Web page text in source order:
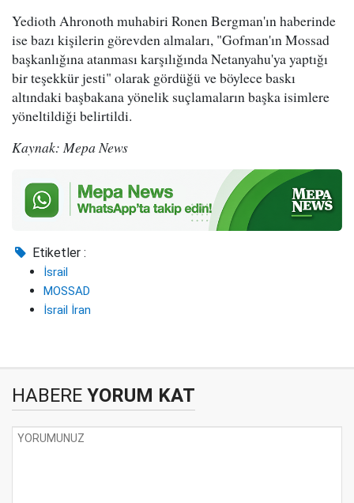
Yedioth Ahronoth muhabiri Ronen Bergman'ın haberinde
ise bazı kişilerin görevden almaları, "Gofman'ın Mossad
başkanlığına atanması karşılığında Netanyahu'ya yaptığı
bir teşekkür jesti" olarak gördüğü ve böylece baskı
altındaki başbakana yönelik suçlamaların başka isimlere
yöneltildiği belirtildi.
Kaynak: Mepa News
Etiketler :
İsrail
MOSSAD
İsrail İran
HABERE YORUM KAT